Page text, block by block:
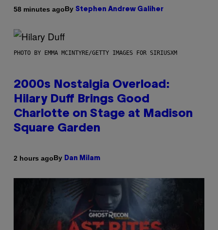
58 minutes agoBy Stephen Andrew Galiher
PHOTO BY EMMA MCINTYRE/GETTY IMAGES FOR SIRIUSXM
2000s Nostalgia Overload:
Hilary Duff Brings Good
Charlotte on Stage at Madison
Square Garden
2 hours agoBy Dan Milam